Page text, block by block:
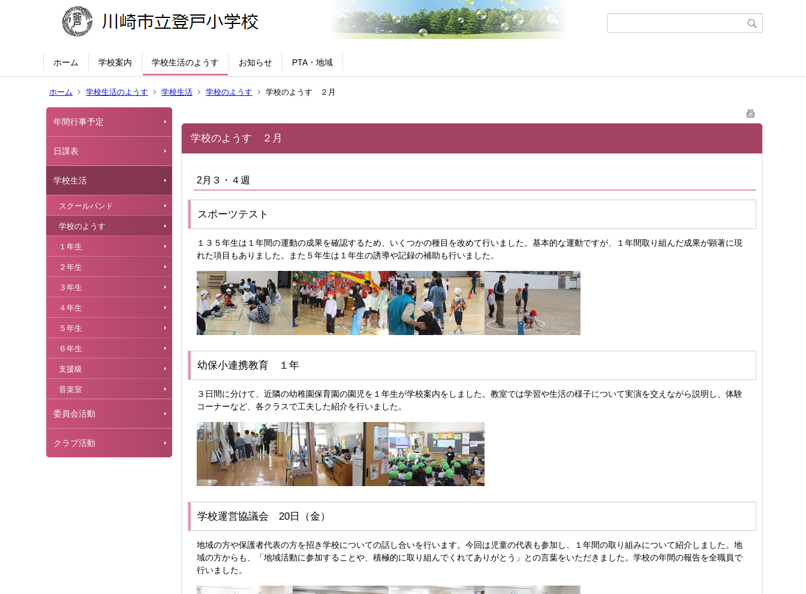
ホーム 学校案内 学校生活のようす お知らせ PTA・地域
ホーム 学校生活のようす 学校生活 学校のようす 学校のようす ２月
年間行事予定
日課表
学校生活
スクールバンド
学校のようす
１年生
２年生
３年生
４年生
５年生
６年生
支援級
音楽室
委員会活動
クラブ活動
学校のようす ２月
2月３・４週
スポーツテスト
１３５年生は１年間の運動の成果を確認するため、いくつかの種目を改めて行いました。基本的な運動ですが、１年間取り組んだ成果が顕著に現
れた項目もありました。また５年生は１年生の誘導や記録の補助も行いました。
幼保小連携教育 １年
３日間に分けて、近隣の幼稚園保育園の園児を１年生が学校案内をしました。教室では学習や生活の様子について実演を交えながら説明し、体験
コーナーなど、各クラスで工夫した紹介を行いました。
学校運営協議会 20日（金）
地域の方や保護者代表の方を招き学校についての話し合いを行います。今回は児童の代表も参加し、１年間の取り組みについて紹介しました。地
域の方からも、「地域活動に参加することや、積極的に取り組んでくれてありがとう」との言葉をいただきました。学校の年間の報告を全職員で
行いました。